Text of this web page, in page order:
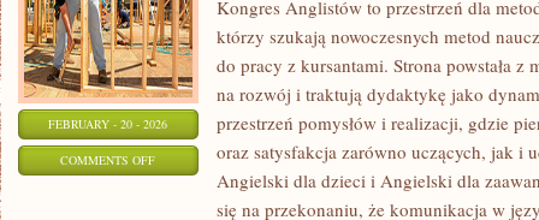
FEBRUARY - 20 - 2026
COMMENTS OFFON
Kongres Anglistów to przestrzeń dla
którzy szukają nowoczesnych metod
do pracy z kursantami. Strona powstała z
na rozwój i traktują dydaktykę jako
przestrzeń pomysłów i realizacji, gdzie
oraz satysfakcja zarówno uczących, jak i
Angielski dla dzieci i Angielski dla
się na przekonaniu, że komunikacja w